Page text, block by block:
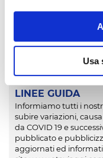
Usa
LINEE GUIDA
Informiamo tutti i
subire variazioni,
da COVID 19 e
pubblicato e
aggiornati ed